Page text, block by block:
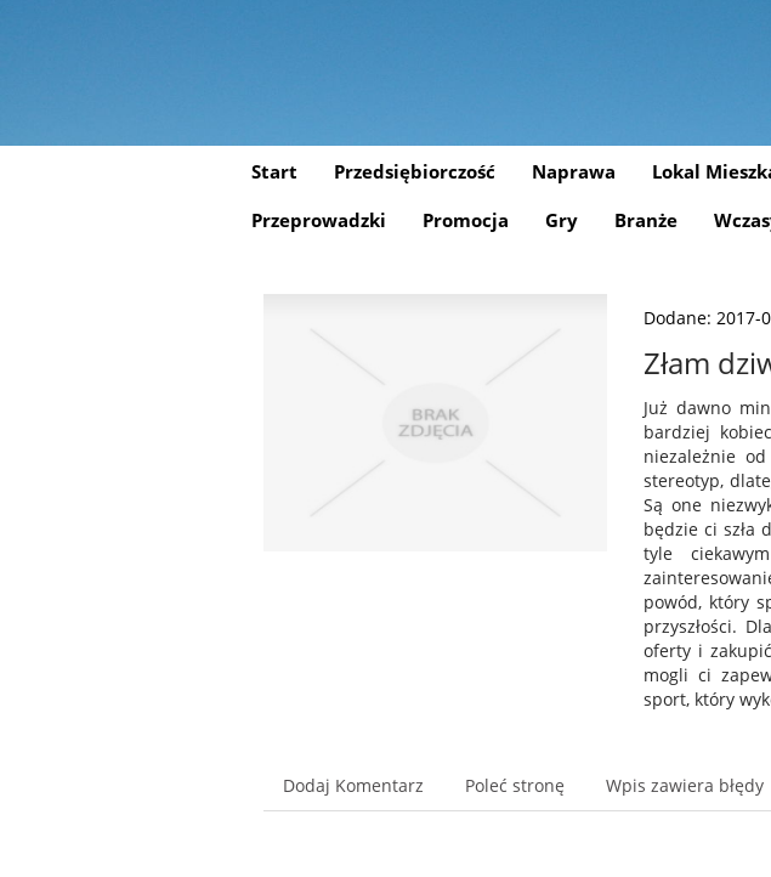
Start Przedsiębiorczość Naprawa Lokal
Przeprowadzki
Promocja Gry Branże
Dodane: 2017-
Złam
Już dawno
bardziej
niezależnie
stereotyp,
Są one
będzie ci szła
tyle
powód, który
przyszłości.
oferty i
mogli ci
sport, który
Dodaj Komentarz Poleć stronę Wpis zawiera błędy